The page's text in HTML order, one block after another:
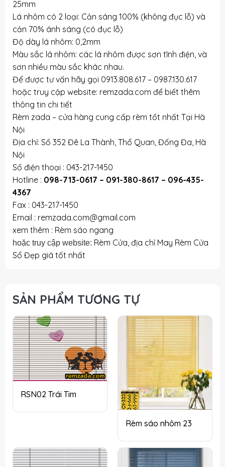
25mm
Lá nhôm có 2 loại: Cản sáng 100% (không đục lỗ) và
cản 70% ánh sáng (có đục lỗ)
Độ dày lá nhôm: 0,2mm
Màu sắc lá nhôm: các lá nhôm được sơn tĩnh điện, và
sơn nhiều màu sắc khác nhau.
Để được tư vấn hãy gọi 0913.808.617 – 0987.130.617
hoặc truy cập website: remzada.com để biết thêm
thông tin chi tiết
Rèm zada – cửa hàng cung cấp rèm tốt nhất Tại Hà
Nội
Địa chỉ: Số 352 Đê La Thành, Thổ Quan, Đống Đa, Hà
Nội
Số điện thoại : 043-217-1450
Hotline : 098-713-0617 – 091-380-8617 – 096-435-
4367
Fax : 043-217-1450
Email : remzada.com@gmail.com
xem thêm : Rèm sáo ngang
hoặc truy cập website: Rèm Cửa, địa chỉ May Rèm Cửa
Sổ Đẹp giá tốt nhất
SẢN PHẨM TƯƠNG TỰ
RSN02 Trái Tim
Rèm sáo nhôm 23